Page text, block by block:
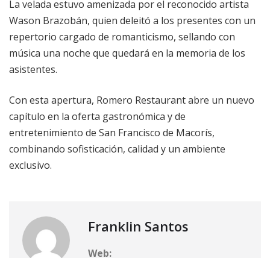
La velada estuvo amenizada por el reconocido artista
Wason Brazobán, quien deleitó a los presentes con un
repertorio cargado de romanticismo, sellando con
música una noche que quedará en la memoria de los
asistentes.
Con esta apertura, Romero Restaurant abre un nuevo
capítulo en la oferta gastronómica y de
entretenimiento de San Francisco de Macorís,
combinando sofisticación, calidad y un ambiente
exclusivo.
Franklin Santos
Web: